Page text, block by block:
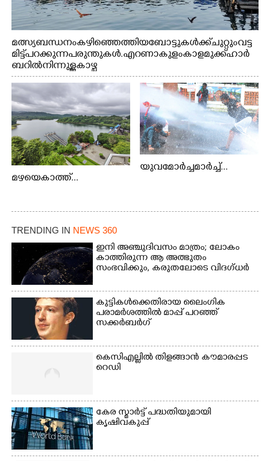
മത്സ്യബന്ധനം കഴിഞ്ഞെത്തിയ ബോട്ടുകൾക്ക് ചുറ്റും വട്ട
മിട്ട് പറക്കുന്ന പരുന്തുകൾ. എറണാകുളം കാളമുക്ക് ഹാർ
ബറിൽ നിന്നുള്ള കാഴ്ച
മഴയെകാത്ത്...
യുവമോർച്ചമാർച്ച്...
TRENDING IN NEWS 360
ഇനി അഞ്ചുദിവസം മാത്രം; ലോകം
കാത്തിരുന്ന ആ അത്ഭുതം
സംഭവിക്കും, കരുതലോടെ വിദഗ്ധർ
കുട്ടികൾക്കെതിരായ ലൈംഗിക
പരാമർശത്തിൽ മാപ്പ് പറഞ്ഞ്
സക്കർബർഗ്
കെസിഎല്ലിൽ തിളങ്ങാൻ കൗമാരപ്പട
റെഡി
കേര സ്മാർട്ട് പദ്ധതിയുമായി
കൃഷിവകുപ്പ്